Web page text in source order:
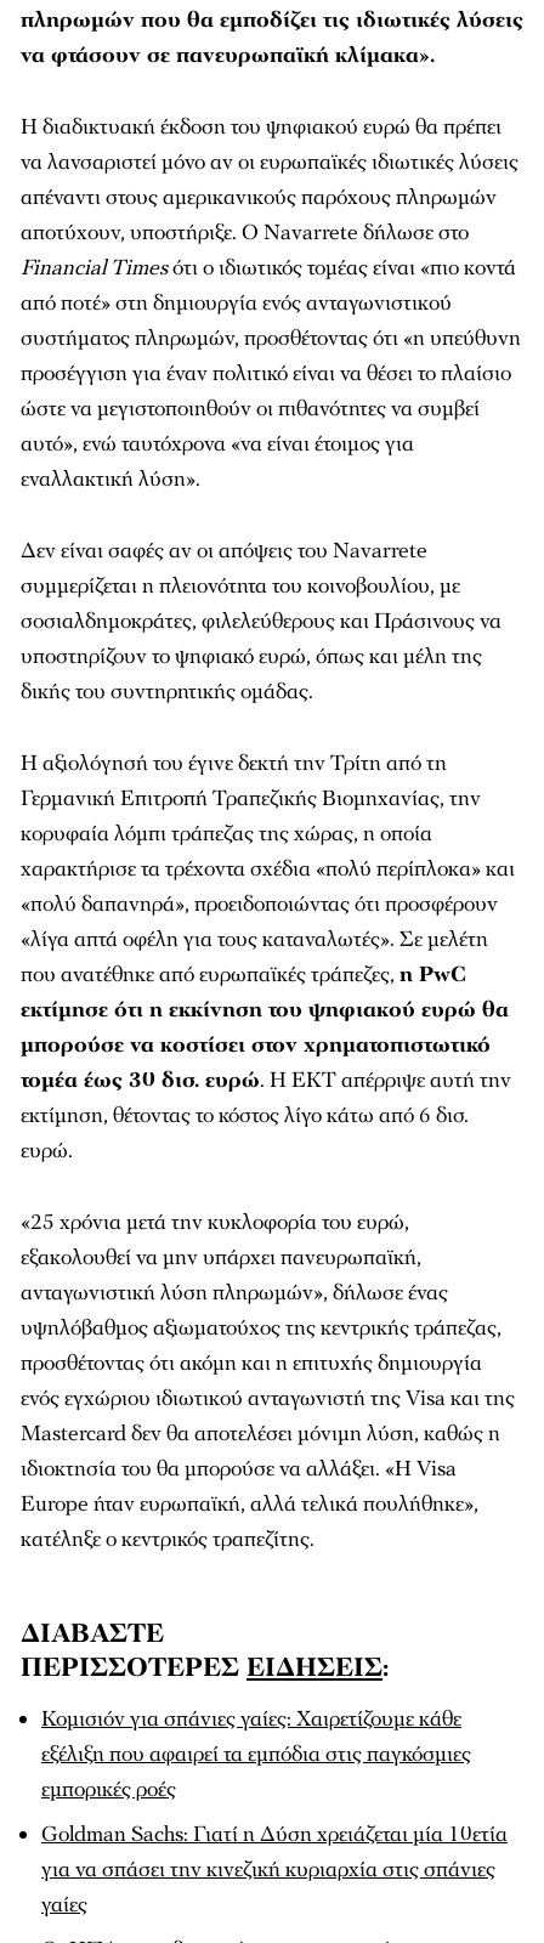
πληρωμών που θα εμποδίζει τις ιδιωτικές λύσεις
να φτάσουν σε πανευρωπαϊκή κλίμακα».
Η διαδικτυακή έκδοση του ψηφιακού ευρώ θα πρέπει
να λανσαριστεί μόνο αν οι ευρωπαϊκές ιδιωτικές λύσεις
απέναντι στους αμερικανικούς παρόχους πληρωμών
αποτύχουν, υποστήριξε. Ο Navarrete δήλωσε στο
Financial Timesότι ο ιδιωτικός τομέας είναι «πιο κοντά
από ποτέ» στη δημιουργία ενός ανταγωνιστικού
συστήματος πληρωμών, προσθέτοντας ότι «η υπεύθυνη
προσέγγιση για έναν πολιτικό είναι να θέσει το πλαίσιο
ώστε να μεγιστοποιηθούν οι πιθανότητες να συμβεί
αυτό», ενώ ταυτόχρονα «να είναι έτοιμος για
εναλλακτική λύση».
Δεν είναι σαφές αν οι απόψεις του Navarrete
συμμερίζεται η πλειονότητα του κοινοβουλίου, με
σοσιαλδημοκράτες, φιλελεύθερους και Πράσινους να
υποστηρίζουν το ψηφιακό ευρώ, όπως και μέλη της
δικής του συντηρητικής ομάδας.
Η αξιολόγησή του έγινε δεκτή την Τρίτη από τη
Γερμανική Επιτροπή Τραπεζικής Βιομηχανίας, την
κορυφαία λόμπι τράπεζας της χώρας, η οποία
χαρακτήρισε τα τρέχοντα σχέδια «πολύ περίπλοκα» και
«πολύ δαπανηρά», προειδοποιώντας ότι προσφέρουν
«λίγα απτά οφέλη για τους καταναλωτές». Σε μελέτη
που ανατέθηκε από ευρωπαϊκές τράπεζες, η PwC
εκτίμησε ότι η εκκίνηση του ψηφιακού ευρώ θα
μπορούσε να κοστίσει στον χρηματοπιστωτικό
τομέα έως 30 δισ. ευρώ. Η ΕΚΤ απέρριψε αυτή την
εκτίμηση, θέτοντας το κόστος λίγο κάτω από 6 δισ.
ευρώ.
«25 χρόνια μετά την κυκλοφορία του ευρώ,
εξακολουθεί να μην υπάρχει πανευρωπαϊκή,
ανταγωνιστική λύση πληρωμών», δήλωσε ένας
υψηλόβαθμος αξιωματούχος της κεντρικής τράπεζας,
προσθέτοντας ότι ακόμη και η επιτυχής δημιουργία
ενός εγχώριου ιδιωτικού ανταγωνιστή της Visa και της
Mastercard δεν θα αποτελέσει μόνιμη λύση, καθώς η
ιδιοκτησία του θα μπορούσε να αλλάξει. «Η Visa
Europe ήταν ευρωπαϊκή, αλλά τελικά πουλήθηκε»,
κατέληξε ο κεντρικός τραπεζίτης.
ΔΙΑΒΑΣΤΕ
ΠΕΡΙΣΣΟΤΕΡΕΣ ΕΙΔΗΣΕΙΣ:
Κομισιόν για σπάνιες γαίες: Χαιρετίζουμε κάθε
εξέλιξη που αφαιρεί τα εμπόδια στις παγκόσμιες
εμπορικές ροές
Goldman Sachs: Γιατί η Δύση χρειάζεται μία 10ετία
για να σπάσει την κινεζική κυριαρχία στις σπάνιες
γαίες